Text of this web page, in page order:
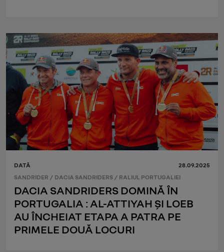
DATĂ
28.09.2025
SANDRIDER / DACIA SANDRIDERS / RALIUL PORTUGALIEI
DACIA SANDRIDERS DOMINĂ ÎN
PORTUGALIA : AL-ATTIYAH ȘI LOEB
AU ÎNCHEIAT ETAPA A PATRA PE
PRIMELE DOUĂ LOCURI